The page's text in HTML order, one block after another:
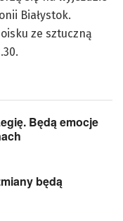
Białystok.
ze sztuczną
Będą emocje
będą